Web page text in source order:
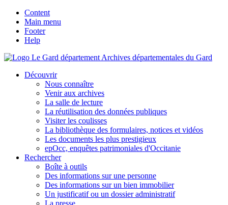
Content
Main menu
Footer
Help
Archives départementales du Gard
Découvrir
Nous connaître
Venir aux archives
La salle de lecture
La réutilisation des données publiques
Visiter les coulisses
La bibliothèque des formulaires, notices et vidéos
Les documents les plus prestigieux
epOcc, enquêtes patrimoniales d'Occitanie
Rechercher
Boîte à outils
Des informations sur une personne
Des informations sur un bien immobilier
Un justificatif ou un dossier administratif
La presse